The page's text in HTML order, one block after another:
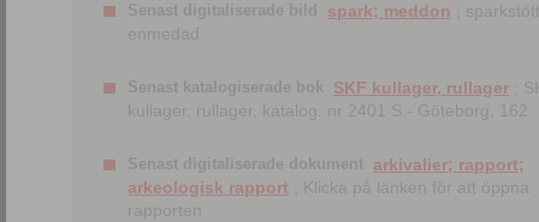
Senast digitaliserade bild spark; meddon ;
enmedad
Senast katalogiserade bok SKF kullager, rullager ;
kullager, rullager, katalog. nr 2401 S.- Göteborg, 162
Senast digitaliserade dokument arkivalier; rapport;
arkeologisk rapport ; Klicka på länken för att öppna
rapporten